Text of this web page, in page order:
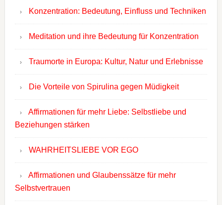
Konzentration: Bedeutung, Einfluss und Techniken
Meditation und ihre Bedeutung für Konzentration
Traumorte in Europa: Kultur, Natur und Erlebnisse
Die Vorteile von Spirulina gegen Müdigkeit
Affirmationen für mehr Liebe: Selbstliebe und
Beziehungen stärken
WAHRHEITSLIEBE VOR EGO
Affirmationen und Glaubenssätze für mehr
Selbstvertrauen